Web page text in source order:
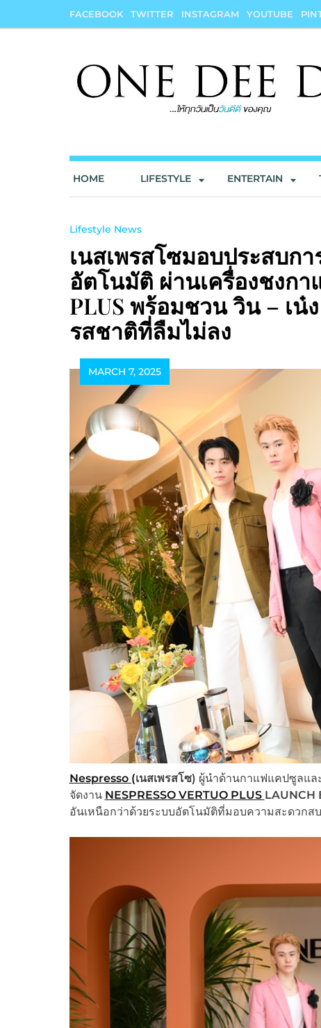
FACEBOOK TWITTER INSTAGRAM YOUTUBE
HOME LIFESTYLE ENTERTAIN
Lifestyle News
เนสเพรสโซมอบประสบก
อัตโนมัติ ผ่านเครื่องชงกา
PLUS พร้อมชวน วิน – เ
รสชาติที่ลืมไม่ลง
MARCH 7, 2025
Nespresso (เนสเพรสโซ) ผู้นำด้านกาแฟแคปซูลแล
จัดงาน NESPRESSO VERTUO PLUS LAUNCH
อันเหนือกว่าด้วยระบบอัตโนมัติที่มอบความสะดวก